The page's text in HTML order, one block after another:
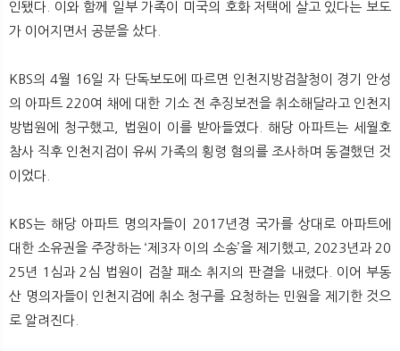
뉴 색
인됐다. 이와 함께 일부 가족이 미국의 호화 저택에 살고 있다는 보도
가 이어지면서 공분을 샀다.
KBS의 4월 16일 자 단독보도에 따르면 인천지방검찰청이 경기 안성
의 아파트 220여 채에 대한 기소 전 추징보전을 취소해달라고 인천지
방법원에 청구했고, 법원이 이를 받아들였다. 해당 아파트는 세월호
참사 직후 인천지검이 유씨 가족의 횡령 혐의를 조사하며 동결했던 것
이었다.
KBS는 해당 아파트 명의자들이 2017년경 국가를 상대로 아파트에
대한 소유권을 주장하는 ‘제3자 이의 소송’을 제기했고, 2023년과 20
25년 1심과 2심 법원이 검찰 패소 취지의 판결을 내렸다. 이어 부동
산 명의자들이 인천지검에 취소 청구를 요청하는 민원을 제기한 것으
로 알려진다.